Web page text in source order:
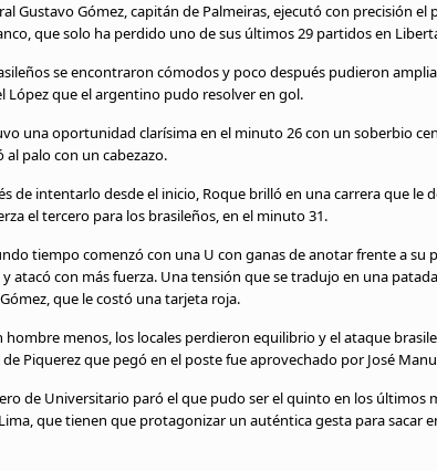
Gustavo Gómez, capitán de Palmeiras, ejecutó con precisión
que solo ha perdido uno de sus últimos 29 partidos en
se encontraron cómodos y poco después pudieron
López que el argentino pudo resolver en gol.
una oportunidad clarísima en el minuto 26 con un soberbio
al palo con un cabezazo.
de intentarlo desde el inicio, Roque brilló en una carrera que le
el tercero para los brasileños, en el minuto 31.
tiempo comenzó con una U con ganas de anotar frente a
y atacó con más fuerza. Una tensión que se tradujo en una
que le costó una tarjeta roja.
hombre menos, los locales perdieron equilibrio y el ataque
Piquerez que pegó en el poste fue aprovechado por José
de Universitario paró el que pudo ser el quinto en los
que tienen que protagonizar un auténtica gesta para sacar